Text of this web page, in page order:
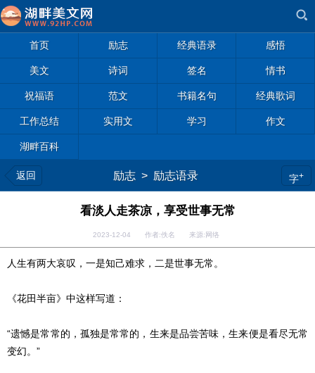
首页 励志 经典语录 感悟
美文 诗词 签名 情书
祝福语 范文 书籍名句 经典歌词
工作总结 实用文 学习 作文
湖畔百科
返回 励志 > 励志语录 字+
看淡人走茶凉，享受世事无常
2023-12-04 作者:佚名 来源:网络
人生有两大哀叹，一是知己难求，二是世事无常。
《花田半亩》中这样写道：
“遗憾是常常的，孤独是常常的，生来是品尝苦味，生来便是看尽无常
变幻。”